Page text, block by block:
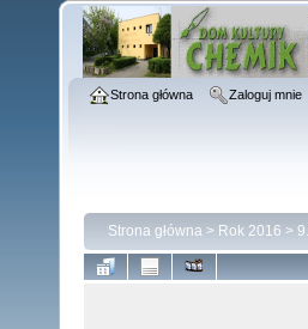
Strona główna Zaloguj mnie
Strona główna > Rok 2016 >